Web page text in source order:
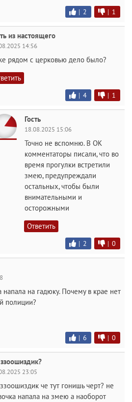
| 2 | 1
из настоящего
14:56
рядом с церковью дело было?
| 4 | 1
Гость
18.08.2025 15:06
Точно не вспомню. В ОК
комментаторы писали, что во
время прогулки встретили
змею, предупреждали
остальных, чтобы были
внимательными и
осторожными
Ответить
| 2 | 0
напала на гадюку. Почему в крае нет
полиции?
| 6 | 0
23:05
че тут гонишь черт? не
напала на змею а наоборот